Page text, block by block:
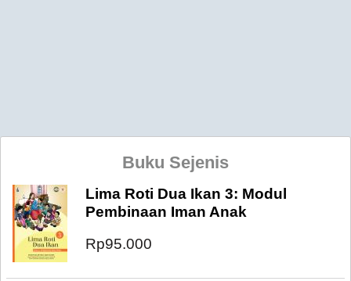
Buku Sejenis
Lima Roti Dua Ikan 3: Modul
Pembinaan Iman Anak
Rp95.000